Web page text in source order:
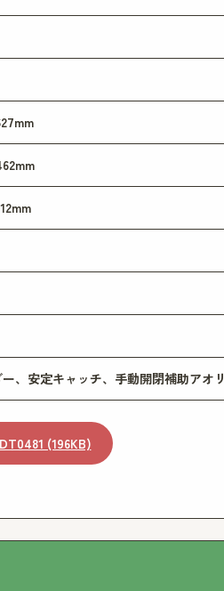
、安定キャッチ、手動開閉補助アオリ
(196KB)